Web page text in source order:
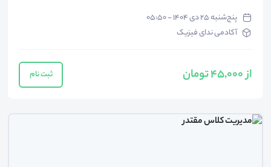
پنج‌شنبه ۲۵ دی ۱۴۰۴ - ۰۵:۵۰
آکادمی ندای فیزیک
از 45,000 تومان ثبت نام